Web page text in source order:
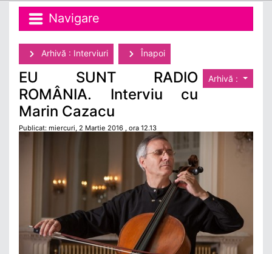
Navigare
Arhivă : Interviuri Înapoi
Arhivă :
EU SUNT RADIO
ROMÂNIA. Interviu cu
Marin Cazacu
Publicat: miercuri, 2 Martie 2016 , ora 12.13